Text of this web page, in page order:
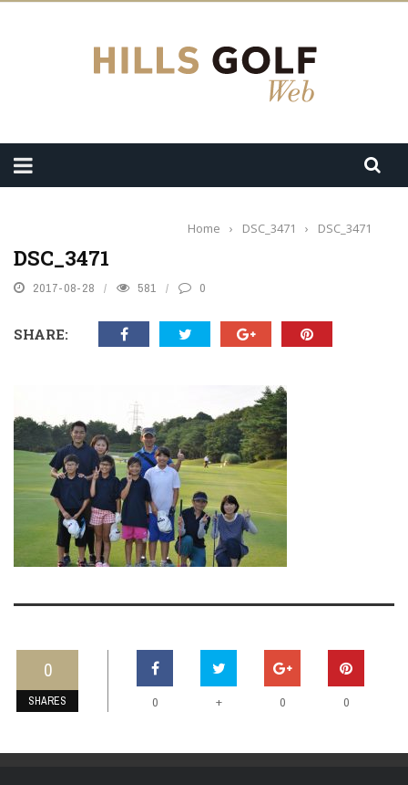
Home › DSC_3471 › DSC_3471
DSC_3471
2017-08-28 581 0
SHARE:
0
SHARES 0 + 0 0